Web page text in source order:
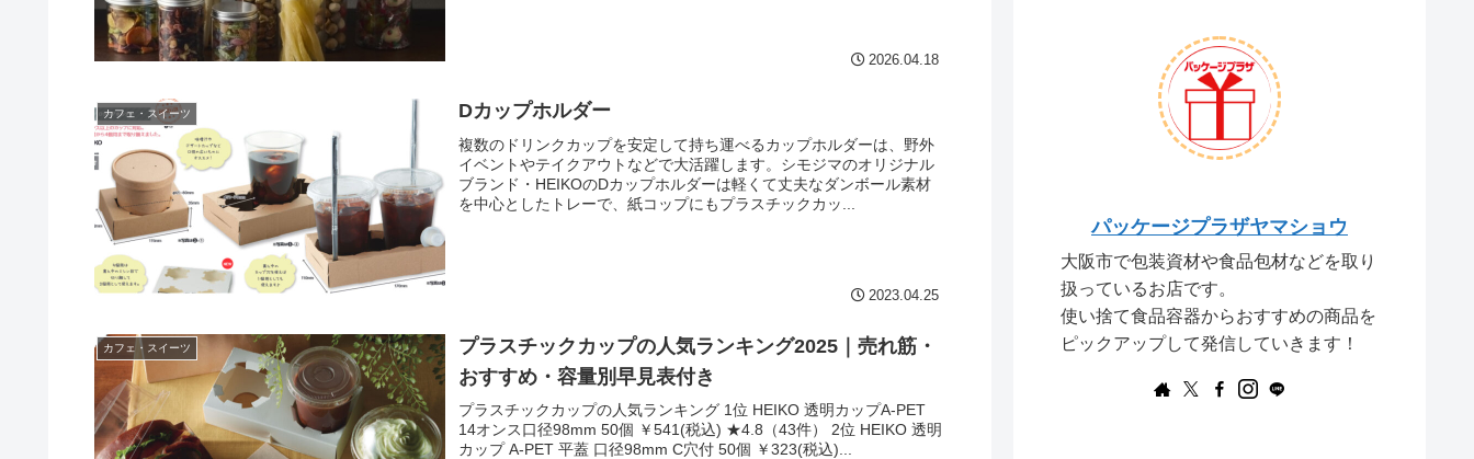
2026.04.18
カフェ・スイーツ Dカップホルダー
複数のドリンクカップを安定して持ち運べるカップホルダーは、野外
イベントやテイクアウトなどで大活躍します。シモジマのオリジナル
ブランド・HEIKOのDカップホルダーは軽くて丈夫なダンボール素材
を中心としたトレーで、紙コップにもプラスチックカッ...
2023.04.25
カフェ・スイーツ
プラスチックカップの人気ランキング2025｜売れ筋・
おすすめ・容量別早見表付き
プラスチックカップの人気ランキング 1位 HEIKO 透明カップA-PET
14オンス口径98mm 50個 ￥541(税込) ★4.8（43件） 2位 HEIKO 透明
カップ A-PET 平蓋 口径98mm C穴付 50個 ￥323(税込)...
パッケージプラザヤマショウ
大阪市で包装資材や食品包材などを取り
扱っているお店です。
使い捨て食品容器からおすすめの商品を
ピックアップして発信していきます！